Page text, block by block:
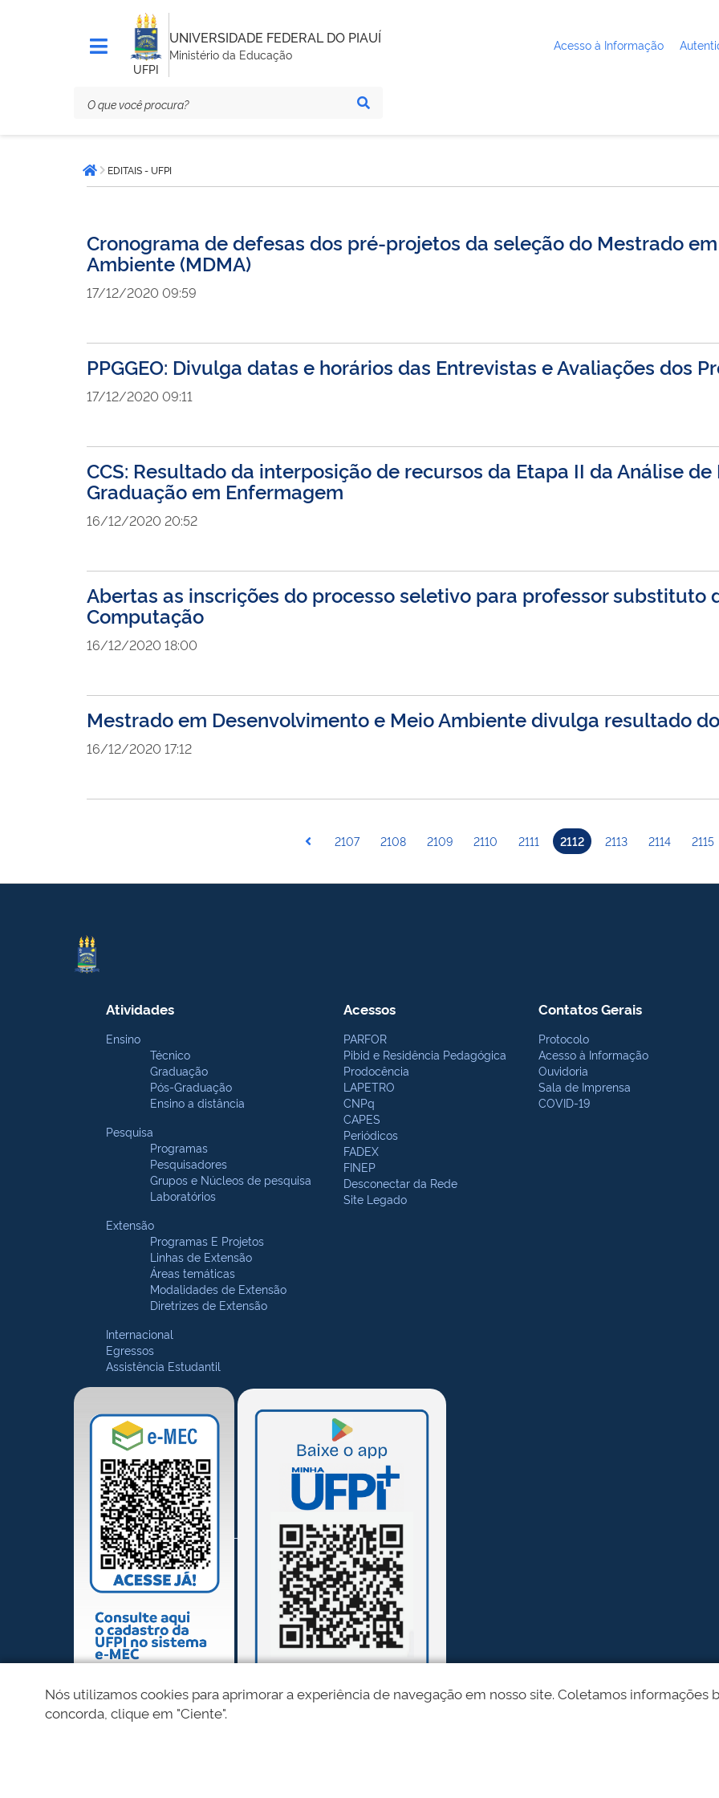
UFPI
UNIVERSIDADE FEDERAL DO PIAUÍ
Ministério da Educação
Acesso à Informação
está
aqui:Página inicial
EDITAIS - UFPI
Cronograma de defesas dos pré-projetos da seleção do Mestrado
Ambiente (MDMA)
17/12/2020 09:59
PPGGEO: Divulga datas e horários das Entrevistas e Avaliações dos
17/12/2020 09:11
CCS: Resultado da interposição de recursos da Etapa II da Análise
Graduação em Enfermagem
16/12/2020 20:52
Abertas as inscrições do processo seletivo para professor substituto
Computação
16/12/2020 18:00
Mestrado em Desenvolvimento e Meio Ambiente divulga resultado
16/12/2020 17:12
2107 2108 2109 2110 2111 2112 2113 2114 2115
Atividades
Ensino
Técnico
Graduação
Pós-Graduação
Ensino a distância
Pesquisa
Programas
Pesquisadores
Grupos e Núcleos de pesquisa
Laboratórios
Extensão
Programas E Projetos
Linhas de Extensão
Áreas temáticas
Modalidades de Extensão
Diretrizes de Extensão
Internacional
Egressos
Assistência Estudantil
Acessos
PARFOR
Pibid e Residência Pedagógica
Prodocência
LAPETRO
CNPq
CAPES
Periódicos
FADEX
FINEP
Desconectar da Rede
Site Legado
Contatos Gerais
Protocolo
Acesso à Informação
Ouvidoria
Sala de Imprensa
COVID-19
Nós utilizamos cookies para aprimorar a experiência de navegação em nosso site. Coletamos informações
concorda, clique em "Ciente".